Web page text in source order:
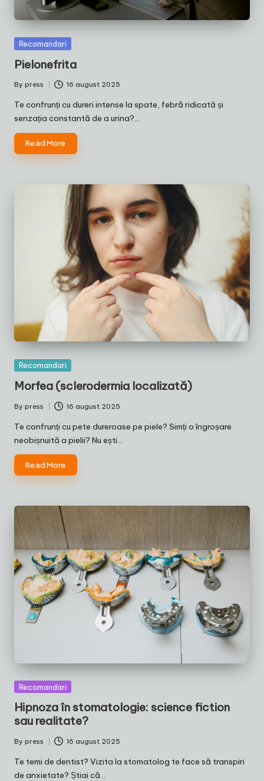
Posted
Recomandari
Pielonefrita
Posted
by
By press 16 august 2025
Te confrunți cu dureri intense la spate, febră ridicată și
senzația constantă de a urina?…
Read More
Posted
Recomandari
Morfea (sclerodermia localizată)
Posted
by
By press 16 august 2025
Te confrunți cu pete dureroase pe piele? Simți o îngroșare
neobișnuită a pielii? Nu ești…
Read More
Posted
Recomandari
Hipnoza în stomatologie: science fiction
sau realitate?
Posted
by
By press 16 august 2025
Te temi de dentist? Vizita la stomatolog te face să transpiri
de anxietate? Știai că…